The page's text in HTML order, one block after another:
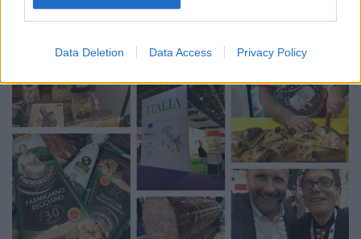
Data Deletion Data Access Privacy Policy